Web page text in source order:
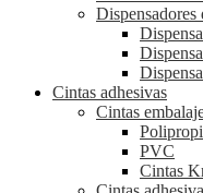
Dispensadores
Cintas adhesivas
Cintas
PVC
Cintas